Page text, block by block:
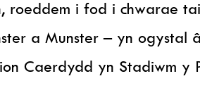
roeddem i fod i chwarae
a Munster – yn ogystal
Caerdydd yn Stadiwm y